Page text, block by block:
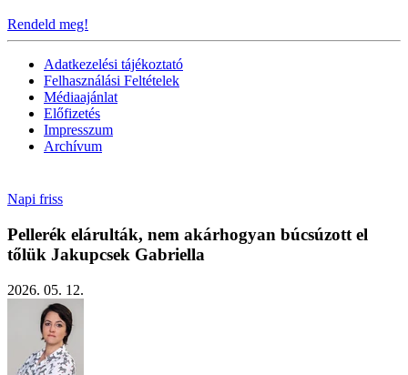
Rendeld meg!
Adatkezelési tájékoztató
Felhasználási Feltételek
Médiaajánlat
Előfizetés
Impresszum
Archívum
Napi friss
Pellerék elárulták, nem akárhogyan búcsúzott el
tőlük Jakupcsek Gabriella
2026. 05. 12.